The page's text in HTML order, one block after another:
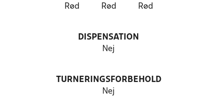
Rød Rød Rød
DISPENSATION
Nej
TURNERINGSFORBEHOLD
Nej